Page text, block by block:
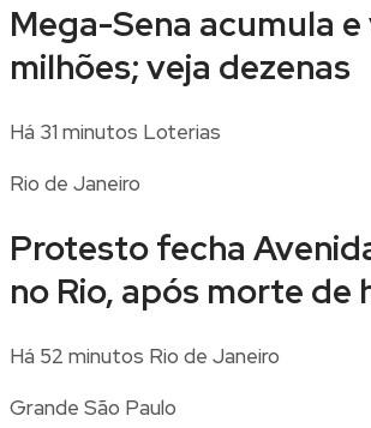
Mega-Sena acumula e
milhões; veja dezenas
Há 31 minutos Loterias
Rio de Janeiro
Protesto fecha
no Rio, após morte de
Há 52 minutos Rio de Janeiro
Grande São Paulo